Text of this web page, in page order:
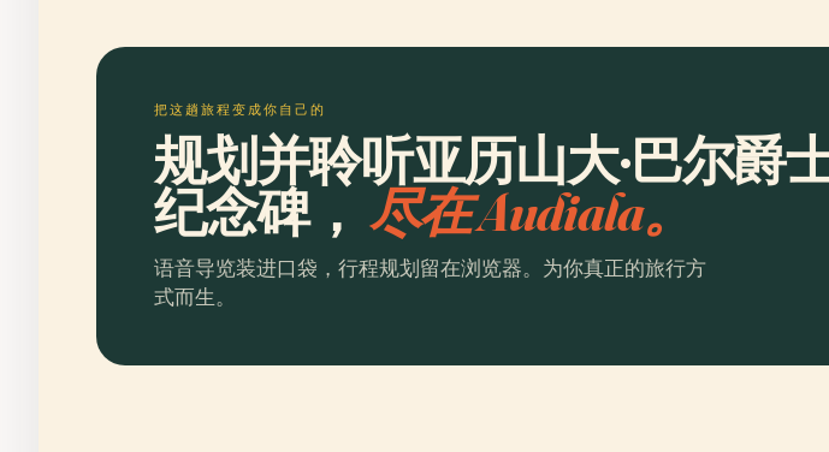
把这趟旅程变成你自己的
规划并聆听亚历山大·巴尔爵
纪念碑， 尽在 Audiala。
语音导览装进口袋，行程规划留在浏览器。为你真正的旅行方
式而生。